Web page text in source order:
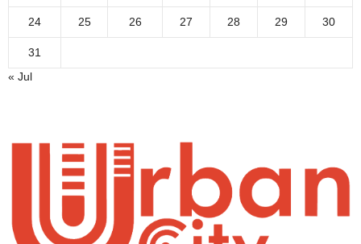
24 25 26 27 28 29 30
31
« Jul